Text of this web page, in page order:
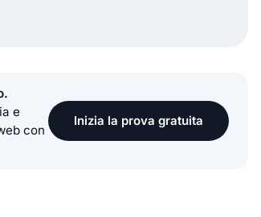
e
con
Inizia la prova gratuita